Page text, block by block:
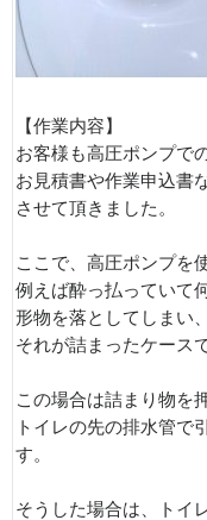
【作業内容】
お客様も高圧ポンプで
お見積書や作業申込書
させて頂きました。
ここで、高圧ポンプを
例えば酔っ払っていて
形物を落としてしまい、
それが詰まったケース
この場合は詰まり物を
トイレの先の排水管で
す。
そうした場合は、トイ